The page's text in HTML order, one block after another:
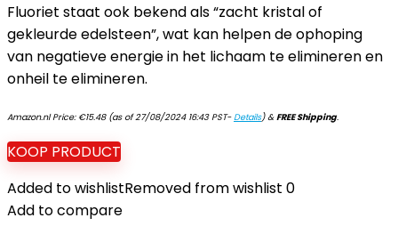
Fluoriet staat ook bekend als “zacht kristal of
gekleurde edelsteen”, wat kan helpen de ophoping
van negatieve energie in het lichaam te elimineren en
onheil te elimineren.
Amazon.nl Price: €15.48(as of 27/08/2024 16:43 PST-Details)&FREE Shipping.
KOOP PRODUCT
Added to wishlistRemoved from wishlist 0
Add to compare